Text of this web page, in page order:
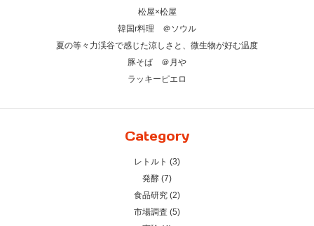
松屋×松屋
韓国r料理 ＠ソウル
夏の等々力渓谷で感じた涼しさと、微生物が好む温度
豚そば ＠月や
ラッキーピエロ
Category
レトルト (3)
発酵 (7)
食品研究 (2)
市場調査 (5)